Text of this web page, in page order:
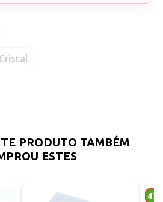
PRODUTO TAMBÉM
ESTES